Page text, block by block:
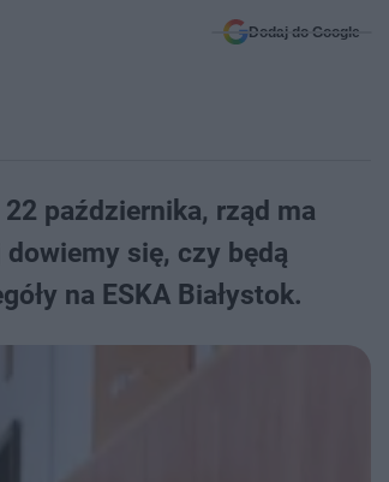
Dodaj do Google
października, rząd ma
się, czy będą
na ESKA Białystok.